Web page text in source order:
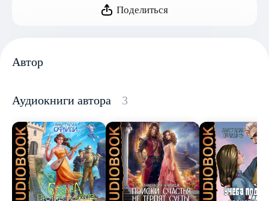
Поделиться
Автор
Аудиокниги автора 3